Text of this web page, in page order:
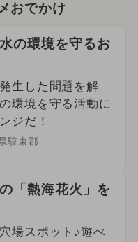
おでかけ
の環境を守るお
生した問題を解
環境を守る活動に
ジだ！
駿東郡
「熱海花火」を
場スポット♪遊べ